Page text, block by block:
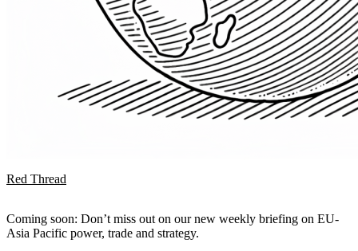
Red Thread
Coming soon: Don’t miss out on our new weekly briefing on EU-
Asia Pacific power, trade and strategy.